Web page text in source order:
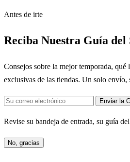
Antes de irte
Reciba Nuestra Guía del
Consejos sobre la mejor temporada,
exclusivas de las tiendas. Un solo envío,
Enviar la
Revise su bandeja de entrada, su guía
No, gracias